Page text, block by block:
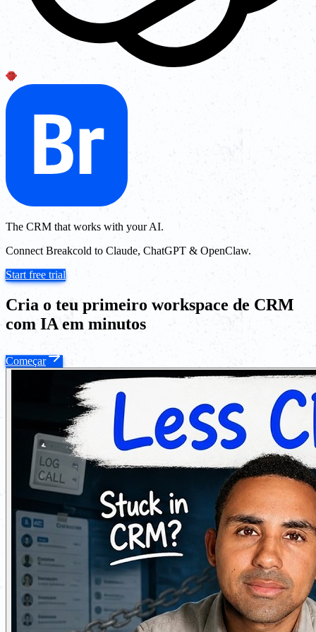
The CRM that works with your AI.
Connect Breakcold to Claude, ChatGPT & OpenClaw.
Start free trial
Cria o teu primeiro workspace de CRM
com IA em minutos
Começar